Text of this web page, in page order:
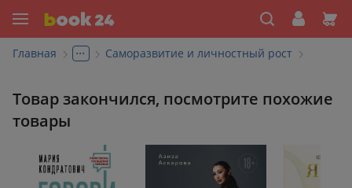
Главная ... Саморазвитие и личностный рост
Товар закончился, посмотрите похожие
товары